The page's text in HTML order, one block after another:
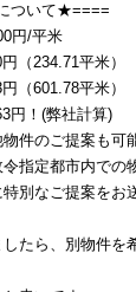
ついて★====
円/平米
（234.71平米）
（601.78平米）
円！(弊社計算)
件のご提案も可
指定都市内での
別なご提案をお
たら、別物件を